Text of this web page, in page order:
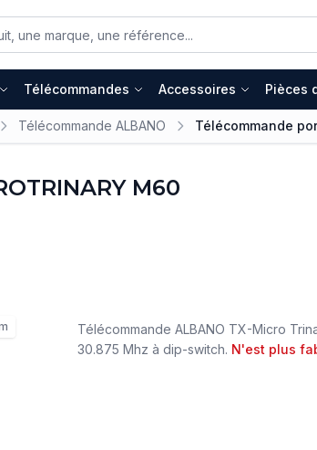
Télécommandes Accessoires Pièces
Télécommande ALBANO Télécommande
M60
Télécommande ALBANO TX-Micro
30.875 Mhz à dip-switch. N'est plus